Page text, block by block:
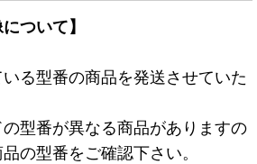
ついて】
る型番の商品を発送させていた
型番が異なる商品がありますの
の型番をご確認下さい。